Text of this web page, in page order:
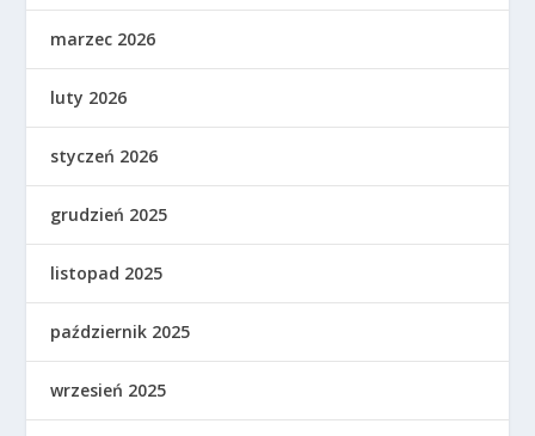
marzec 2026
luty 2026
styczeń 2026
grudzień 2025
listopad 2025
październik 2025
wrzesień 2025